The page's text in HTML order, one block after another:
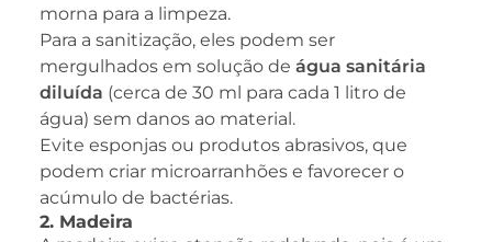
morna para a limpeza.
Para a sanitização, eles podem ser
mergulhados em solução de água sanitária
diluída (cerca de 30 ml para cada 1 litro de
água) sem danos ao material.
Evite esponjas ou produtos abrasivos, que
podem criar microarranhões e favorecer o
acúmulo de bactérias.
2. Madeira